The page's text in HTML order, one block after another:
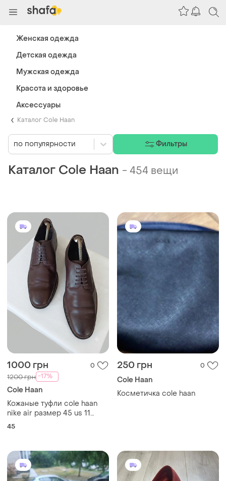
Каталог Cole Haan
Каталог Cole Haan -454 вещи
1000 грн 0
1200 грн -17%
Cole Haan
Кожаные туфли cole haan
nike air размер 45 us 11
стелька 30 см оригинал
45
250 грн 0
Cole Haan
Косметичка cole haan
по популярности Фильтры
Женская одежда
Детская одежда
Мужская одежда
Красота и здоровье
Аксессуары